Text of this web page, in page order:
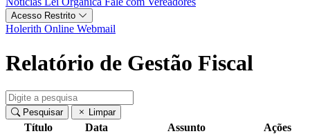
Acesso Restrito
Holerith Online Webmail
Relatório de Gestão Fiscal
Pesquisar Limpar
Título Data Assunto Ações